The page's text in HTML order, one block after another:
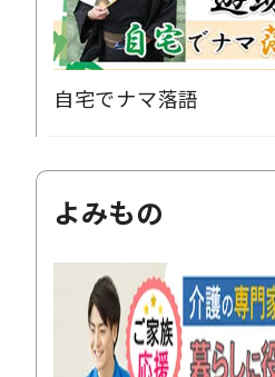
自宅でナマ落語
よみもの